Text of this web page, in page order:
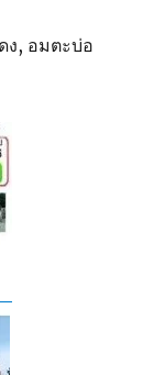
ง, อมตะบ่อ